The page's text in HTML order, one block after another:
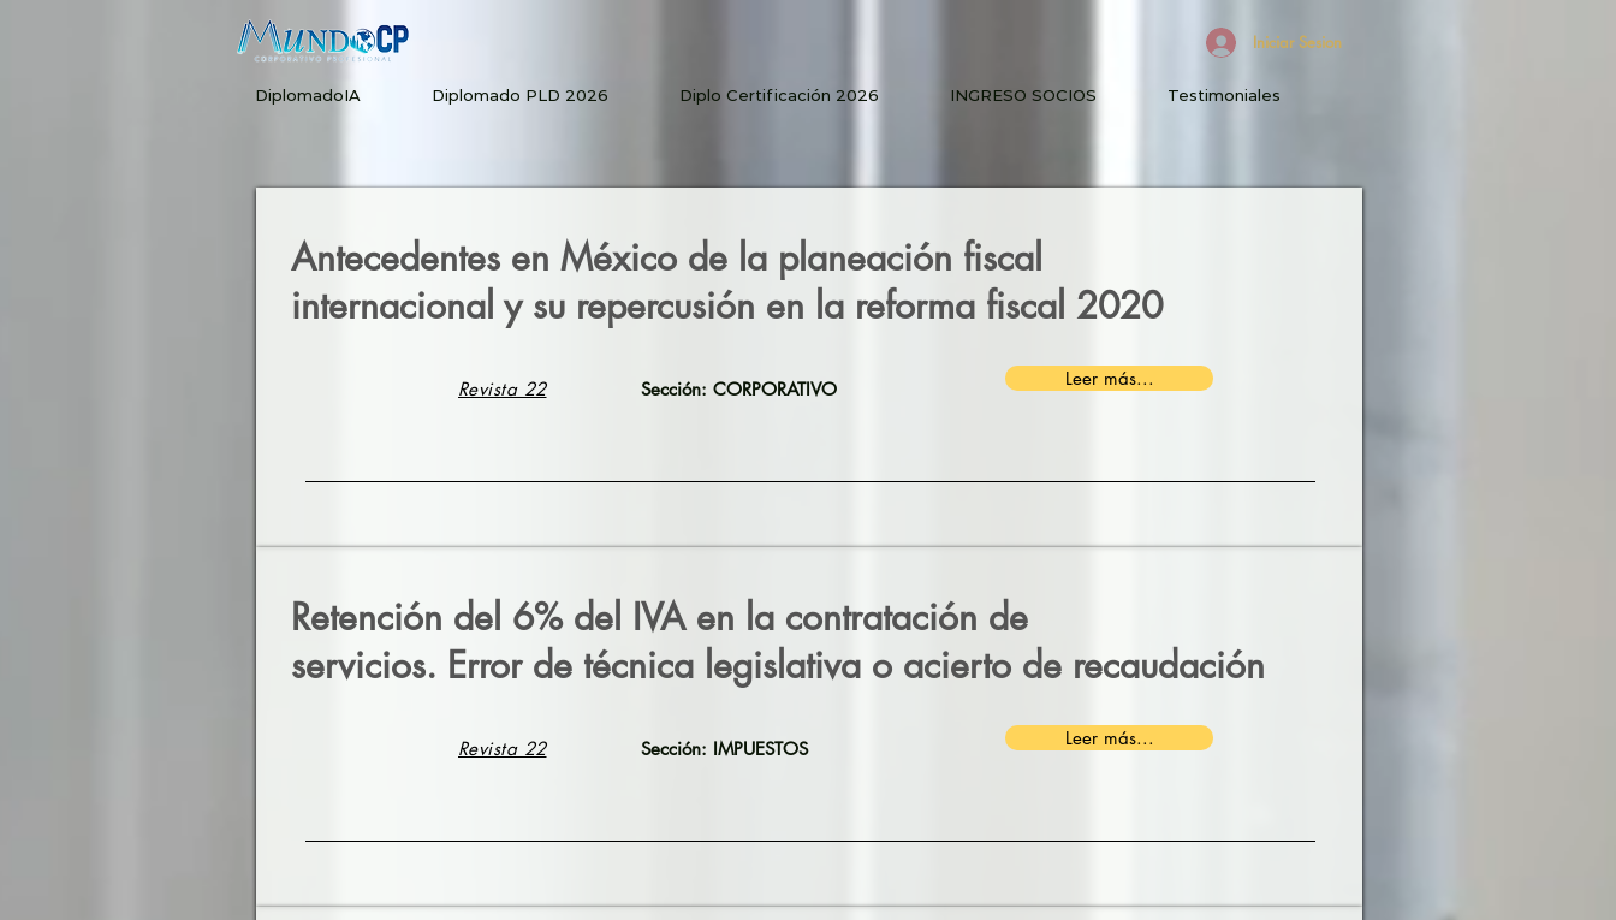
Iniciar Sesion
DiplomadoIA Diplomado PLD 2026 Diplo Certificación 2026 INGRESO SOCIOS Testimoniales
Antecedentes en México de la planeación fiscal
internacional y su repercusión en la reforma fiscal 2020
Revista 22 Sección: CORPORATIVO Leer más...
Retención del 6% del IVA en la contratación de
servicios. Error de técnica legislativa o acierto de recaudación
Revista 22 Sección: IMPUESTOS Leer más...